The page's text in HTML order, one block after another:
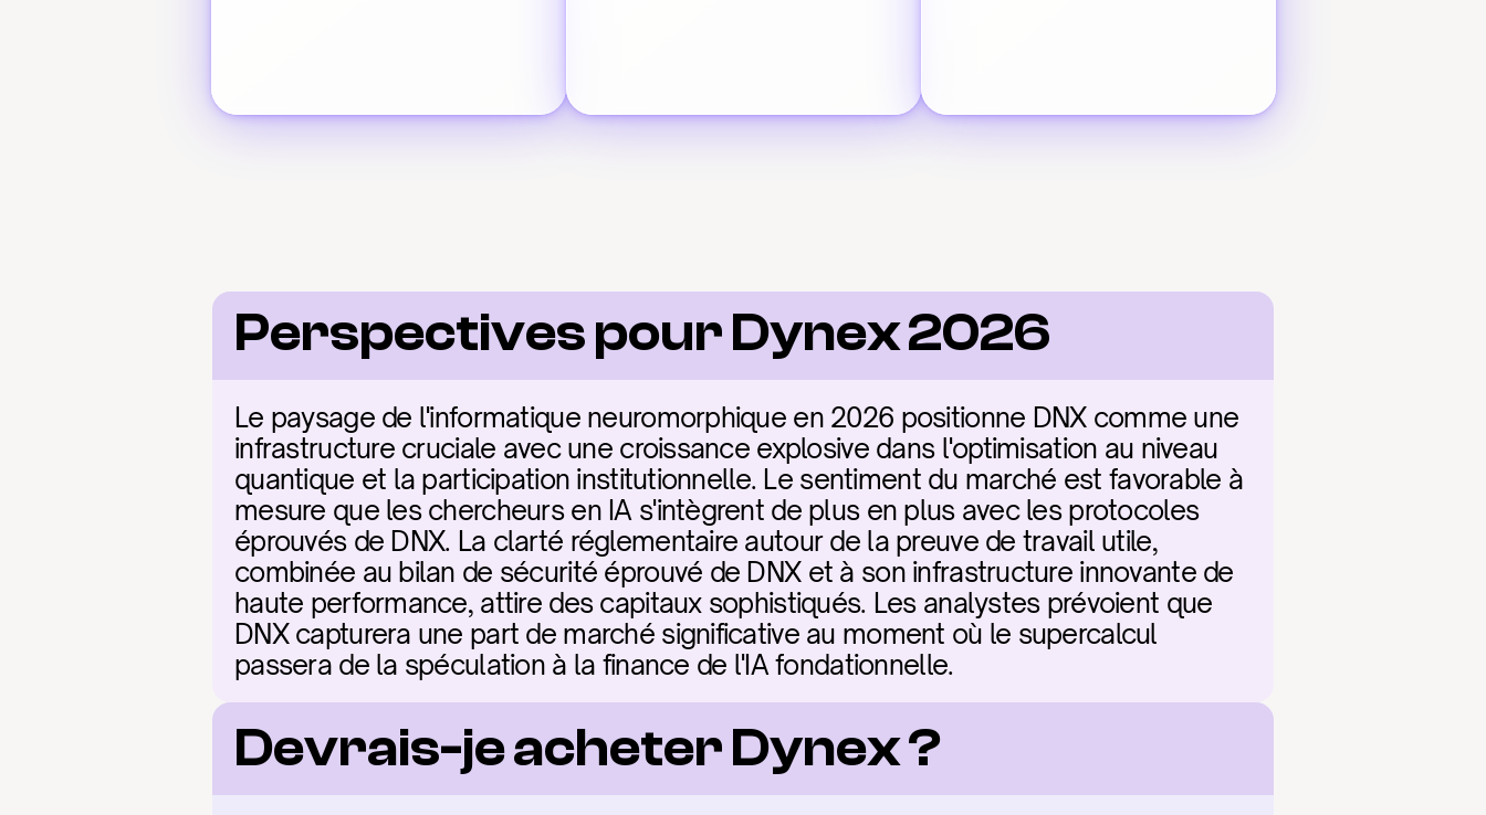
Perspectives pour Dynex 2026
Le paysage de l'informatique neuromorphique en 2026 positionne DNX comme une
infrastructure cruciale avec une croissance explosive dans l'optimisation au niveau
quantique et la participation institutionnelle. Le sentiment du marché est favorable à
mesure que les chercheurs en IA s'intègrent de plus en plus avec les protocoles
éprouvés de DNX. La clarté réglementaire autour de la preuve de travail utile,
combinée au bilan de sécurité éprouvé de DNX et à son infrastructure innovante de
haute performance, attire des capitaux sophistiqués. Les analystes prévoient que
DNX capturera une part de marché significative au moment où le supercalcul
passera de la spéculation à la finance de l'IA fondationnelle.
Devrais-je acheter Dynex ?